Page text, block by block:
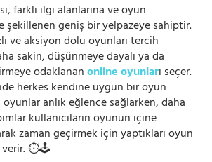
farklı ilgi alanlarına ve oyun
şekillenen geniş bir yelpazeye sahiptir.
ve aksiyon dolu oyunları tercih
sakin, düşünmeye dayalı ya da
odaklananonline oyunları seçer.
herkes kendine uygun bir oyun
anlık eğlence sağlarken, daha
kullanıcıların oyunun içine
zaman geçirmek için yaptıkları oyun
verir. ⏱️🕹️